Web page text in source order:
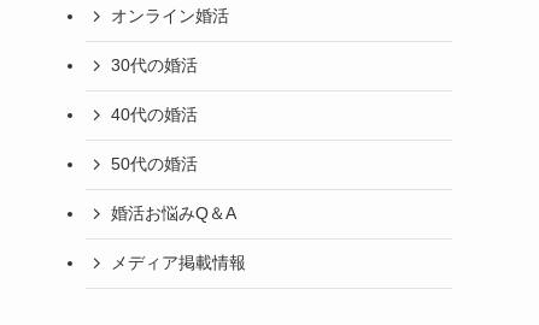
オンライン婚活
30代の婚活
40代の婚活
50代の婚活
婚活お悩みQ＆A
メディア掲載情報